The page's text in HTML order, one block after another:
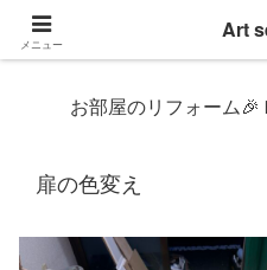
お部屋のリフォーム🎉
扉の色変え
メニュー
Art